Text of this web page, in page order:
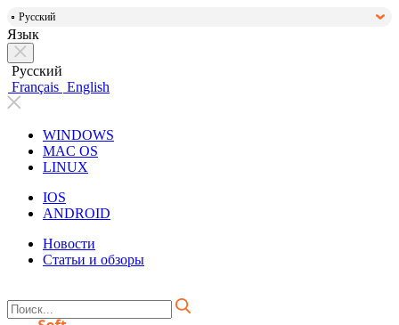
Русский
Язык
Русский
Français English
WINDOWS
MAC OS
LINUX
IOS
ANDROID
Новости
Статьи и обзоры